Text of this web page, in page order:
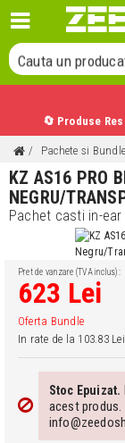
Cauta o
Cauta un
Cauta un
🔄 Produse
Pachete si Bundle
KZ AS16 PRO
NEGRU/
Pachet casti in-
Pret de vanzare (TVA inclus):
623 Lei
Oferta Bundle
In rate de la 103.83
Stoc Epuizat.
acest